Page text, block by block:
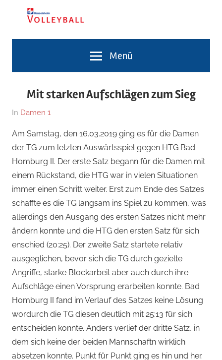
TG
Rüsselsheim
Volleyballabteilung
Menü
Mit starken Aufschlägen zum Sieg
Am
März
2019
Von
Dietz
In Damen 1
Am Samstag, den 16.03.2019 ging es für die Damen
der TG zum letzten Auswärtsspiel gegen HTG Bad
Homburg II. Der erste Satz begann für die Damen mit
einem Rückstand, die HTG war in vielen Situationen
immer einen Schritt weiter. Erst zum Ende des Satzes
schaffte es die TG langsam ins Spiel zu kommen, was
allerdings den Ausgang des ersten Satzes nicht mehr
ändern konnte und die HTG den ersten Satz für sich
enschied (20:25). Der zweite Satz startete relativ
ausgeglichen, bevor sich die TG durch gezielte
Angriffe, starke Blockarbeit aber auch durch ihre
Aufschläge einen Vorsprung erarbeiten konnte. Bad
Homburg II fand im Verlauf des Satzes keine Lösung
wordurch die TG diesen deutlich mit 25:13 für sich
entscheiden konnte. Anders verlief der dritte Satz, in
dem sich keine der beiden Mannschaftn wirklich
absetzen konnte. Punkt für Punkt ging es hin und her.